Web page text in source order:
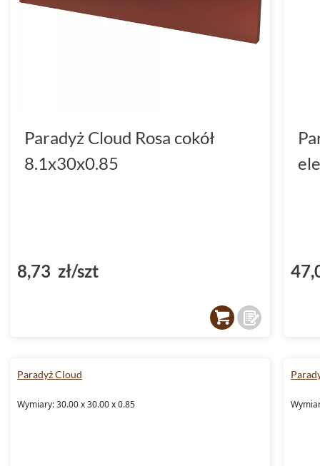
Paradyż Cloud Rosa cokół
8.1x30x0.85
8,73 zł/szt
Paradyż Cloud
Wymiary: 30.00 x 30.00 x 0.85